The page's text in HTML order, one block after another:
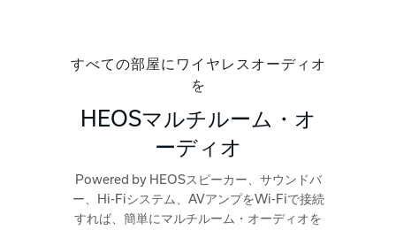
すべての部屋にワイヤレスオーディオ
を
HEOSマルチルーム・オ
ーディオ
Powered by HEOSスピーカー、サウンドバ
ー、Hi-Fiシステム、AVアンプをWi-Fiで接続
すれば、簡単にマルチルーム・オーディオを